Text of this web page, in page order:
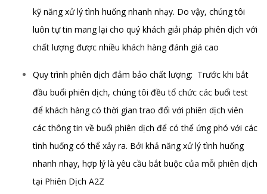
kỹ năng xử lý tình huống nhanh nhạy. Do vậy, chúng tôi
luôn tự tin mang lại cho quý khách giải pháp phiên dịch với
chất lượng được nhiều khách hàng đánh giá cao
Quy trình phiên dịch đảm bảo chất lượng: Trước khi bắt
đầu buổi phiên dịch, chúng tôi đều tổ chức các buổi test
để khách hàng có thời gian trao đổi với phiên dịch viên
các thông tin về buổi phiên dịch để có thể ứng phó với các
tình huống có thể xảy ra. Bởi khả năng xử lý tình huống
nhanh nhạy, hợp lý là yêu cầu bắt buộc của mỗi phiên dịch
tại Phiên Dịch A2Z